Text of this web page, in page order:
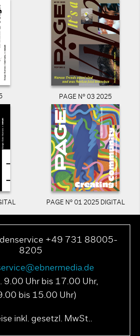
PAGE N° 03 2025
PAGE N° 01 2025 DIGITAL
+49 731 88005-
8205
9.00 Uhr bis 17.00 Uhr,
bis 15.00 Uhr)
inkl. gesetzl. MwSt..